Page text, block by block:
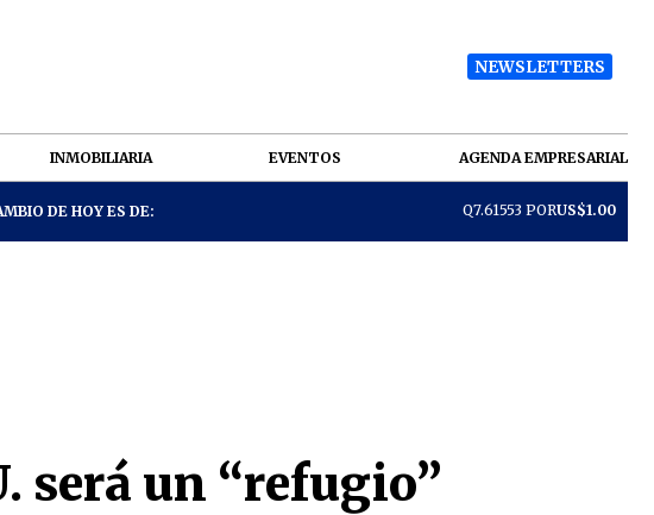
NEWSLETTERS
INMOBILIARIA EVENTOS AGENDA EMPRESARIAL
DE HOY ES DE: Q7.61553 PORUS$1.00
será un “refugio”